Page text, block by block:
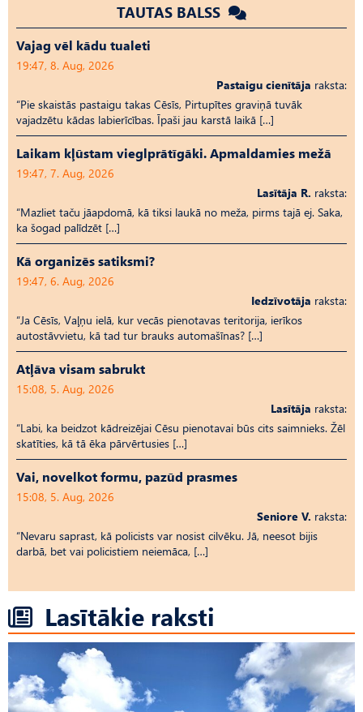
TAUTAS BALSS
Vajag vēl kādu tualeti
19:47, 8. Aug, 2026
Pastaigu cienītāja raksta:
“Pie skaistās pastaigu takas Cēsīs, Pirtupītes graviņā tuvāk
vajadzētu kādas labierīcības. Īpaši jau karstā laikā […]
Laikam kļūstam vieglprātīgāki. Apmaldamies mežā
19:47, 7. Aug, 2026
Lasītāja R. raksta:
“Mazliet taču jāapdomā, kā tiksi laukā no meža, pirms tajā ej. Saka,
ka šogad palīdzēt […]
Kā organizēs satiksmi?
19:47, 6. Aug, 2026
Iedzīvotāja raksta:
“Ja Cēsīs, Vaļņu ielā, kur vecās pienotavas teritorija, ierīkos
autostāvvietu, kā tad tur brauks automašīnas? […]
Atļāva visam sabrukt
15:08, 5. Aug, 2026
Lasītāja raksta:
“Labi, ka beidzot kādreizējai Cēsu pienotavai būs cits saimnieks. Žēl
skatīties, kā tā ēka pārvērtusies […]
Vai, novelkot formu, pazūd prasmes
15:08, 5. Aug, 2026
Seniore V. raksta:
“Nevaru saprast, kā policists var nosist cilvēku. Jā, neesot bijis
darbā, bet vai policistiem neiemāca, […]
Lasītākie raksti